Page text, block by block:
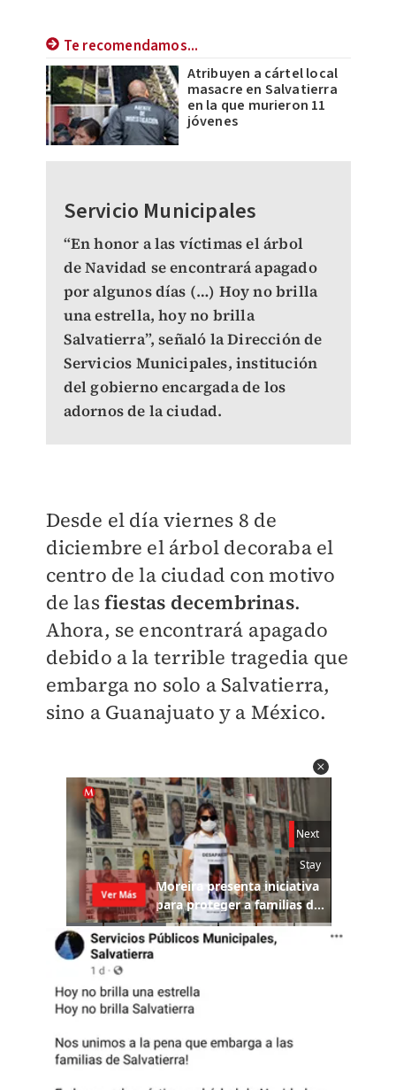
Te recomendamos...
Atribuyen a cártel local
masacre en Salvatierra
en la que murieron 11
jóvenes
Servicio Municipales
“En honor a las víctimas el árbol
de Navidad se encontrará apagado
por algunos días (…) Hoy no brilla
una estrella, hoy no brilla
Salvatierra”, señaló la Dirección de
Servicios Municipales, institución
del gobierno encargada de los
adornos de la ciudad.
Desde el día viernes 8 de
diciembre el árbol decoraba el
centro de la ciudad con motivo
de lasfiestas decembrinas.
Ahora, se encontrará apagado
debido a la terrible tragedia que
embarga no solo a Salvatierra,
sino a Guanajuato y a México.